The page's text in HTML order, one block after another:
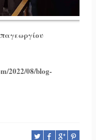
2022/08/blog-